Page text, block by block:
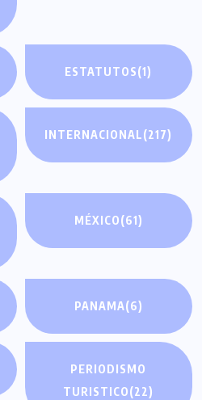
ESTATUTOS(1)
INTERNACIONAL(217)
MÉXICO(61)
PANAMA(6)
PERIODISMO
TURISTICO(22)